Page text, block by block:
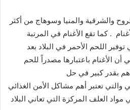
والشرقية والمنيا وسوهاج من أكثر
. كما تقع الأغنام في المرتبة
اللحم الأحمر في البلاد بعد
أن الأغنام باعتبارها مصدراً للحم
بقدر كبير في حل
والتي تعتبر أهم مشاكل الأمن الغذائي
العلف المركزة التي تعاني البلاد